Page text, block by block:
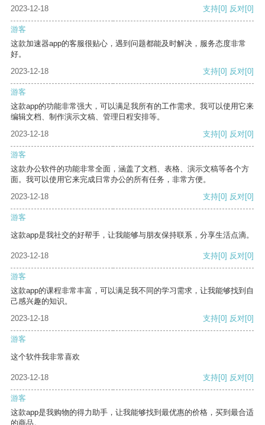
2023-12-18 支持[0] 反对[0]
游客
这款加速器app的客服很贴心，遇到问题都能及时解决，服务态度非常
好。
2023-12-18
支持[0] 反对[0]
游客
这款app的功能非常强大，可以满足我所有的工作需求。我可以使用它来
编辑文档、制作演示文稿、管理日程安排等。
2023-12-18
支持[0] 反对[0]
游客
这款办公软件的功能非常全面，涵盖了文档、表格、演示文稿等各个方
面。我可以使用它来完成日常办公的所有任务，非常方便。
2023-12-18
支持[0] 反对[0]
游客
这款app是我社交的好帮手，让我能够与朋友保持联系，分享生活点滴。
2023-12-18 支持[0] 反对[0]
游客
这款app的课程非常丰富，可以满足我不同的学习需求，让我能够找到自
己感兴趣的知识。
2023-12-18
支持[0] 反对[0]
游客
这个软件我非常喜欢
2023-12-18 支持[0] 反对[0]
游客
这款app是我购物的得力助手，让我能够找到最优惠的价格，买到最合适
的商品。